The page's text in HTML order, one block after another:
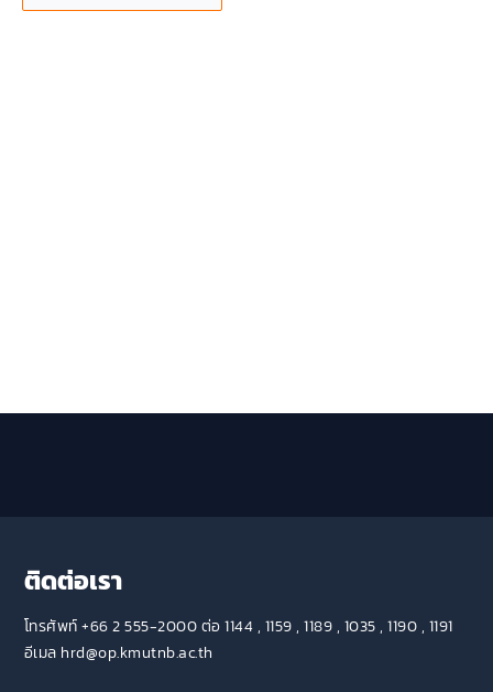
ติดต่อเรา
โทรศัพท์ +66 2 555-2000 ต่อ 1144 , 1159 , 1189 , 1035 , 1190 , 1191
อีเมล hrd@op.kmutnb.ac.th